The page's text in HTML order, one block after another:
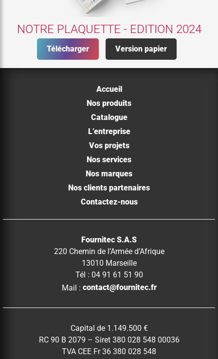
NOTRE PLAQUETTE - EDITION 2024
Télécharger Version papier
Accueil
Nos produits
Catalogue
L’entreprise
Vos projets
Nos services
Nos marques
Nos clients partenaires
Contactez-nous
Fournitec S.A.S
220 Chemin de l’Armée d’Afrique
13010 Marseille
Tél : 04 91 61 51 90
Mail : contact@fournitec.fr
Capital de 1.149.500 €
RC 90 B 2079 – Siret 380 028 548 00036
TVA CEE Fr 36 380 028 548